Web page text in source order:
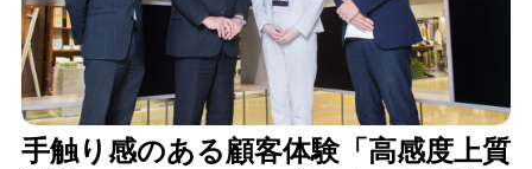
手触り感のある顧客体験「高感度上質